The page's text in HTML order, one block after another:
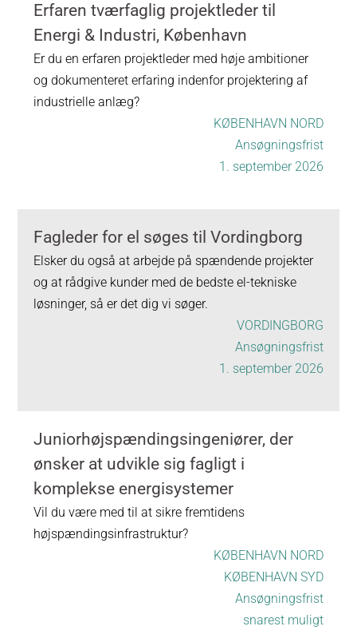
Erfaren tværfaglig projektleder til
Energi & Industri, København
Er du en erfaren projektleder med høje ambitioner
og dokumenteret erfaring indenfor projektering af
industrielle anlæg?
KØBENHAVN NORD
Ansøgningsfrist
1. september 2026
Fagleder for el søges til Vordingborg
Elsker du også at arbejde på spændende projekter
og at rådgive kunder med de bedste el-tekniske
løsninger, så er det dig vi søger.
VORDINGBORG
Ansøgningsfrist
1. september 2026
Juniorhøjspændingsingeniører, der
ønsker at udvikle sig fagligt i
komplekse energisystemer
Vil du være med til at sikre fremtidens
højspændingsinfrastruktur?
KØBENHAVN NORD
KØBENHAVN SYD
Ansøgningsfrist
snarest muligt